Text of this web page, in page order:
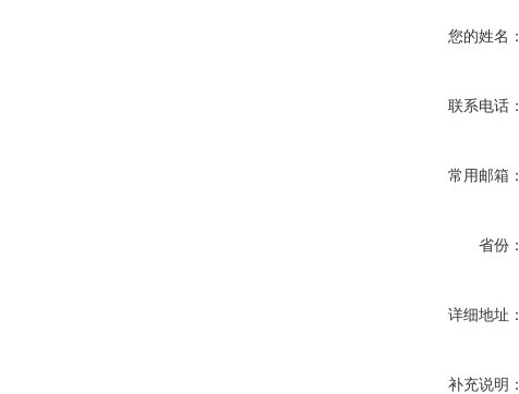
您的姓名：
联系电话：
常用邮箱：
省份：
详细地址：
补充说明：